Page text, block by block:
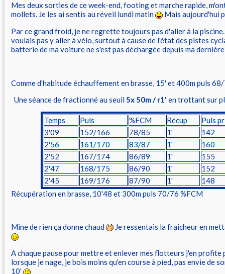
Mes deux sorties de ce week-end, footing et marche rapide,
mollets. Je les ai sentis au réveil lundi matin
Mais aujourd'hui
Par ce grand froid, je ne regrette toujours pas d'aller à la piscine.
voulais pas y aller à vélo, surtout à cause de l'état des pistes
batterie de ma voiture ne s'est pas déchargée depuis ma
Comme d'habitude échauffement en brasse, 15' et 400m puls
Une séance de fractionné au seuil5x 50m / r1' en trottant sur
Temps Puls %FCM Récup
Puls
3'09
152/166 78/85 1'
142
2'56
161/170 83/87 1'
160
2'52
167/174 86/89 1'
155
2'47
168/175 86/90 1'
152
2'45
169/176 87/90 1'
148
Récupération en brasse, 10'48 et 300m puls 70/76 %FCM
Mine de rien ça donne chaud Je ressentais la fraîcheur en
A chaque pause pour mettre et enlever mes flotteurs j'en profite
lorsque je nage, je bois moins qu'en course à pied, pas envie de
10'